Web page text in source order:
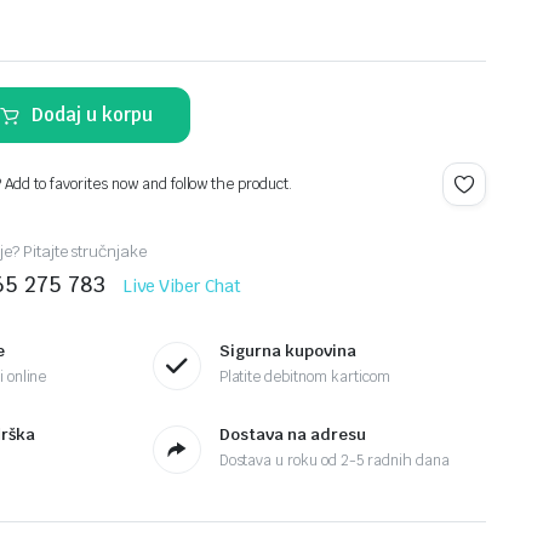
Dodaj u korpu
to favorites now and follow the product.
Pitajte stručnjake
275 783 Live Viber Chat
online
Sigurna kupovina
Platite debitnom karticom
Dostava na adresu
Dostava u roku od 2-5 radnih dana